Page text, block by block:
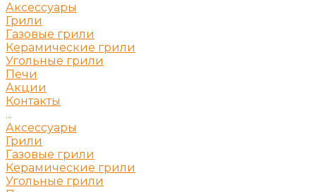
Аксессуары
Грили
Газовые грили
Керамические грили
Угольные грили
Печи
Акции
Контакты
...
Аксессуары
Грили
Газовые грили
Керамические грили
Угольные грили